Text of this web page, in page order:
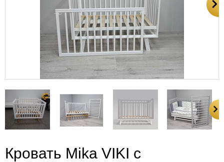
Кровать Mika VIKI с